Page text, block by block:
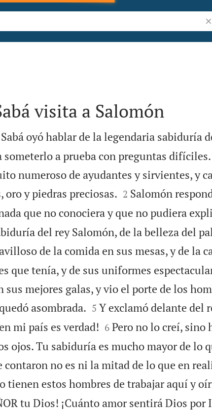
visita a Salomón
oyó hablar de la legendaria sabiduría
someterlo a prueba con preguntas
numeroso de ayudantes y sirvientes, y
oro y piedras preciosas.
2 Salomón
que no conociera y que no pudiera
del rey Salomón, de la belleza del
de la comida en sus mesas, y de la
que tenía, y de sus uniformes
sus mejores galas, y vio el porte de los
asombrada.
5 Y exclamó delante del
mi país es verdad!
6 Pero no lo creí, sino
ojos. Tu sabiduría es mucho mayor de lo
contaron no es ni la mitad de lo que en
tienen estos hombres de trabajar aquí y
tu Dios! ¡Cuánto amor sentirá Dios por